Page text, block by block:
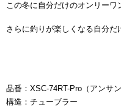
この冬に自分だけのオンリー
さらに釣りが楽しくなる自分だ
品番：XSC-74RT-Pro（アンサン
構造：チューブラー